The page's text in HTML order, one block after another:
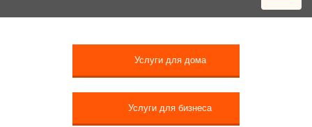
Услуги для дома
Услуги для бизнеса